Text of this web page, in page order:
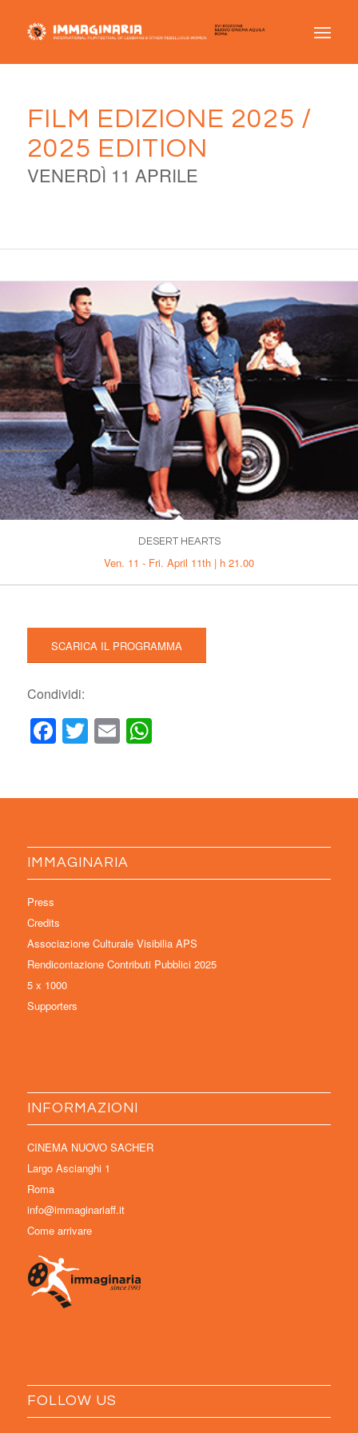
FILM EDIZIONE 2025 /
2025 EDITION
VENERDÌ 11 APRILE
DESERT HEARTS
Ven. 11 - Fri. April 11th | h 21.00
SCARICA IL PROGRAMMA
Condividi:
Facebook
Twitter
EmailWhatsApp
IMMAGINARIA
Press
Credits
Associazione Culturale Visibilia APS
Rendicontazione Contributi Pubblici 2025
5 x 1000
Supporters
INFORMAZIONI
CINEMA NUOVO SACHER
Largo Ascianghi 1
Roma
info@immaginariaff.it
Come arrivare
FOLLOW US